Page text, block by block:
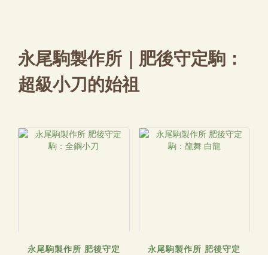
永尾駒製作所｜肥後守定駒：
超級小刀的始祖
永尾駒製作所 肥後守定
永尾駒製作所 肥後守定